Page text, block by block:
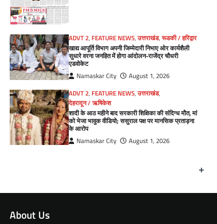
ADVT 2, FEATURE NEWS,उत्तराखंड,रूडकी / हरिद्वार
खाद्य आपूर्ति विभाग अपनी जिम्मेदारी निभाए ओर कार्यशैली
सुधारे वरना जनहित में होगा आंदोलन-राजेंद्र चौधरी
एडवोकेट
Namaskar City
August 1, 2026
ADVT 2, FEATURE NEWS,उत्तराखंड,
देहरादून / ऋषिकेश
शादी के आठ महीने बाद सरकारी शिक्षिका की संदिग्ध मौत, मां
को भेजा भावुक वीडियो; ससुराल पक्ष पर मानसिक प्रताड़ना
के आरोप
Namaskar City August 1, 2026
+
About Us